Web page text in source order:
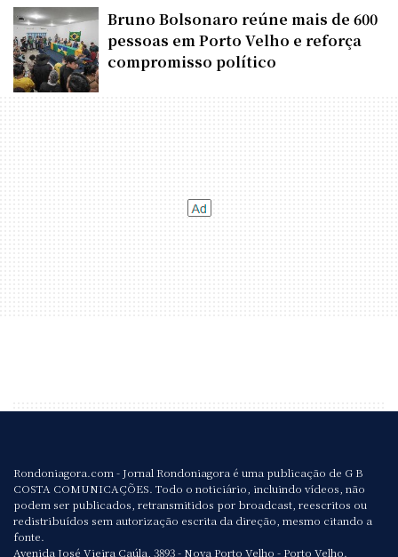
Bruno Bolsonaro reúne mais de 600
pessoas em Porto Velho e reforça
compromisso político
Rondoniagora.com - Jornal Rondoniagora é uma publicação de G B
COSTA COMUNICAÇÕES. Todo o noticiário, incluindo vídeos, não
podem ser publicados, retransmitidos por broadcast, reescritos ou
redistribuídos sem autorização escrita da direção, mesmo citando a
fonte.
Avenida José Vieira Caúla, 3893 - Nova Porto Velho - Porto Velho.